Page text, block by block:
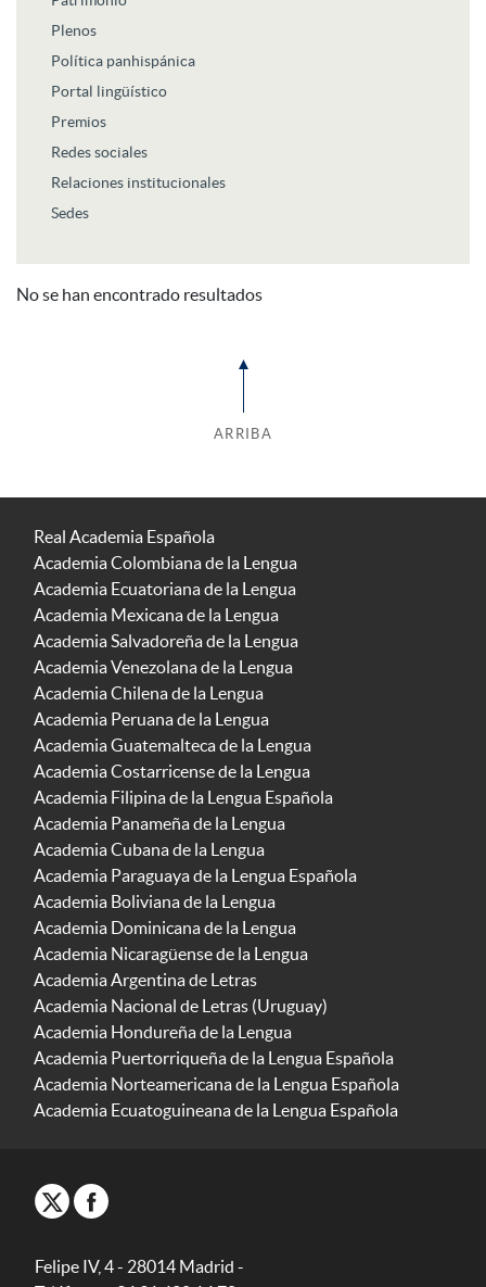
Plenos
Política panhispánica
Portal lingüístico
Premios
Redes sociales
Relaciones institucionales
Sedes
No se han encontrado resultados
ARRIBA
Real Academia Española
Academia Colombiana de la Lengua
Academia Ecuatoriana de la Lengua
Academia Mexicana de la Lengua
Academia Salvadoreña de la Lengua
Academia Venezolana de la Lengua
Academia Chilena de la Lengua
Academia Peruana de la Lengua
Academia Guatemalteca de la Lengua
Academia Costarricense de la Lengua
Academia Filipina de la Lengua Española
Academia Panameña de la Lengua
Academia Cubana de la Lengua
Academia Paraguaya de la Lengua Española
Academia Boliviana de la Lengua
Academia Dominicana de la Lengua
Academia Nicaragüense de la Lengua
Academia Argentina de Letras
Academia Nacional de Letras (Uruguay)
Academia Hondureña de la Lengua
Academia Puertorriqueña de la Lengua Española
Academia Norteamericana de la Lengua Española
Academia Ecuatoguineana de la Lengua Española
Felipe IV, 4 - 28014 Madrid -